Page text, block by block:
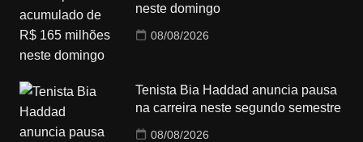
neste domingo
08/08/2026
Tenista Bia Haddad anuncia pausa
na carreira neste segundo semestre
08/08/2026